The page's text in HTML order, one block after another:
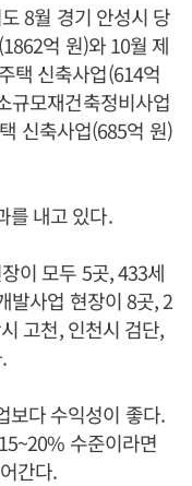
8월 경기 안성시 당
억 원)와 10월 제
택 신축사업(614억
규모재건축정비사업
신축사업(685억 원)
를 내고 있다.
이 모두 5곳, 433세
발사업 현장이 8곳, 2
고천, 인천시 검단,
보다 수익성이 좋다.
수준이라면
간다.